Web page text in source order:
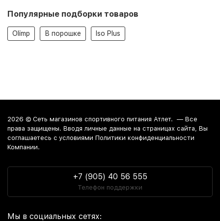
Популярные подборки товаров
Olimp В порошке Iso Plus
2026 © Сеть магазинов спортивного питания Атлет. — Все
права защищены. Вводя личные данные на страницах сайта, Вы
соглашаетесь c условиями Политики конфиденциальности
Компании.
+7 (905) 40 56 555
Телефон поддержки
Мы в социальных сетях: